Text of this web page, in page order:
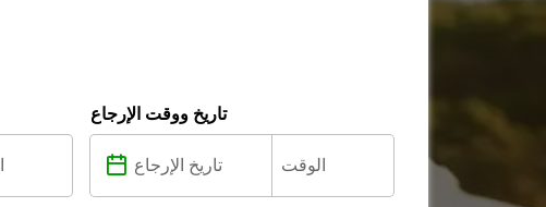
تاريخ ووقت الإرجاع